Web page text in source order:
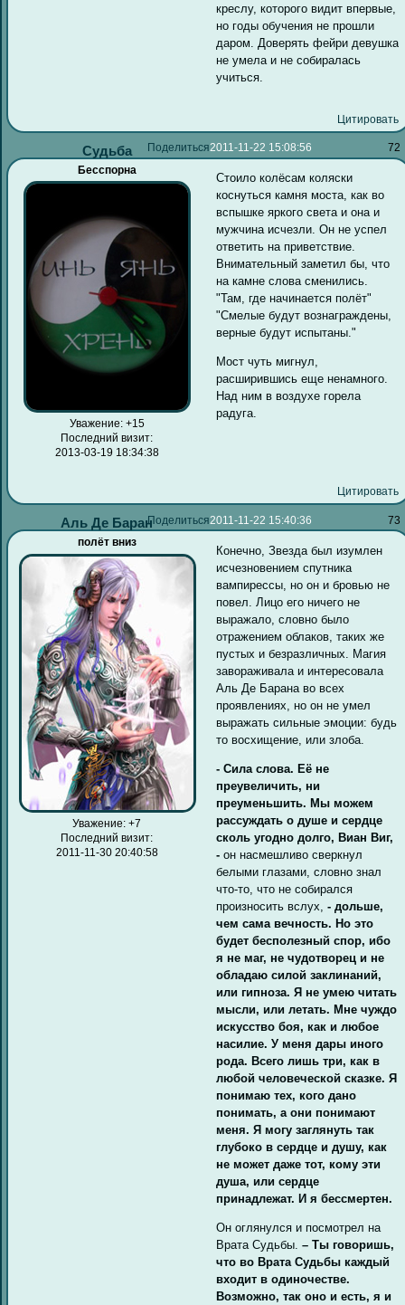
креслу, которого видит впервые,
но годы обучения не прошли
даром. Доверять фейри девушка
не умела и не собиралась
учиться.
Цитировать
Поделиться 72
2011-11-22 15:08:56
Судьба
Бесспорна
Уважение: +15
Последний визит:
2013-03-19 18:34:38
Стоило колёсам коляски
коснуться камня моста, как во
вспышке яркого света и она и
мужчина исчезли. Он не успел
ответить на приветствие.
Внимательный заметил бы, что
на камне слова сменились.
"Там, где начинается полёт"
"Смелые будут вознаграждены,
верные будут испытаны."
Мост чуть мигнул,
расширившись еще ненамного.
Над ним в воздухе горела
радуга.
Цитировать
Поделиться 73
2011-11-22 15:40:36
Аль Де Баран
полёт вниз
Уважение: +7
Последний визит:
2011-11-30 20:40:58
Конечно, Звезда был изумлен
исчезновением спутника
вампирессы, но он и бровью не
повел. Лицо его ничего не
выражало, словно было
отражением облаков, таких же
пустых и безразличных. Магия
завораживала и интересовала
Аль Де Барана во всех
проявлениях, но он не умел
выражать сильные эмоции: будь
то восхищение, или злоба.
- Сила слова. Её не
преувеличить, ни
преуменьшить. Мы можем
рассуждать о душе и сердце
сколь угодно долго, Виан Виг,
- он насмешливо сверкнул
белыми глазами, словно знал
что-то, что не собирался
произносить вслух,- дольше,
чем сама вечность. Но это
будет бесполезный спор, ибо
я не маг, не чудотворец и не
обладаю силой заклинаний,
или гипноза. Я не умею читать
мысли, или летать. Мне чуждо
искусство боя, как и любое
насилие. У меня дары иного
рода. Всего лишь три, как в
любой человеческой сказке. Я
понимаю тех, кого дано
понимать, а они понимают
меня. Я могу заглянуть так
глубоко в сердце и душу, как
не может даже тот, кому эти
душа, или сердце
принадлежат. И я бессмертен.
Он оглянулся и посмотрел на
Врата Судьбы. – Ты говоришь,
что во Врата Судьбы каждый
входит в одиночестве.
Возможно, так оно и есть, я и